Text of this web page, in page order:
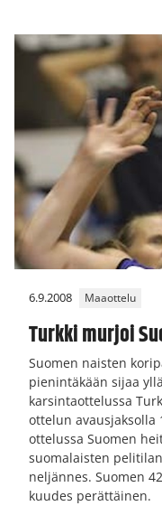
6.9.2008 Maaottelu
Turkki murjoi
Suomen naisten
pienintäkään sijaa
karsintaottelussa
ottelun avausjaksolla
ottelussa Suomen
suomalaisten
neljännes. Suomen
kuudes perättäinen.